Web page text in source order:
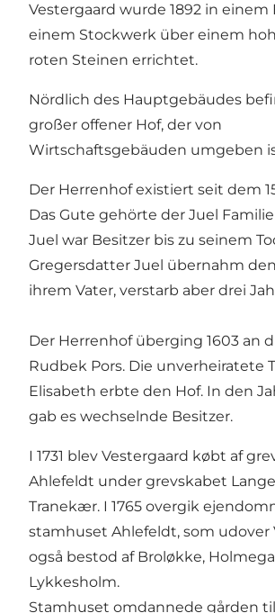
Vestergaard wurde 1892 in einem
einem Stockwerk über einem
roten Steinen errichtet.
Nördlich des Hauptgebäudes
großer offener Hof, der von
Wirtschaftsgebäuden umgeben
Der Herrenhof existiert seit dem
Das Gute gehörte der Juel
Juel war Besitzer bis zu seinem
Gregersdatter Juel übernahm
ihrem Vater, verstarb aber drei
Der Herrenhof überging 1603 an
Rudbek Pors. Die unverheiratete
Elisabeth erbte den Hof. In den
gab es wechselnde Besitzer.
I 1731 blev Vestergaard købt af
Ahlefeldt under grevskabet
Tranekær. I 1765 overgik
stamhuset Ahlefeldt, som udover
også bestod af Broløkke,
Lykkesholm.
Stamhuset omdannede gården